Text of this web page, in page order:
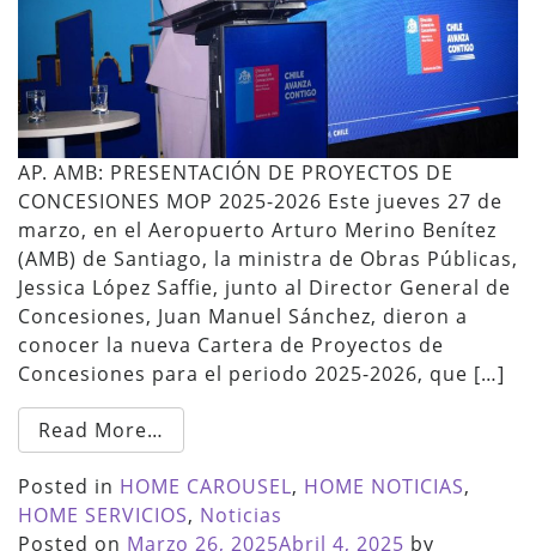
AP. AMB: PRESENTACIÓN DE PROYECTOS DE
CONCESIONES MOP 2025-2026 Este jueves 27 de
marzo, en el Aeropuerto Arturo Merino Benítez
(AMB) de Santiago, la ministra de Obras Públicas,
Jessica López Saffie, junto al Director General de
Concesiones, Juan Manuel Sánchez, dieron a
conocer la nueva Cartera de Proyectos de
Concesiones para el periodo 2025-2026, que […]
Read More…
Posted in HOME CAROUSEL, HOME NOTICIAS,
HOME SERVICIOS, Noticias
Posted on Marzo 26, 2025Abril 4, 2025 by